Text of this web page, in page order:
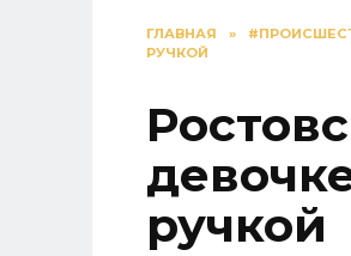
ГЛАВНАЯ »
РУЧКОЙ
ручкой